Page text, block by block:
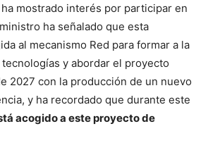
mostrado interés por participar en
ha señalado que esta
al mecanismo Red para formar a la
y abordar el proyecto
2027 con la producción de un nuevo
y ha recordado que durante este
acogido a este proyecto de